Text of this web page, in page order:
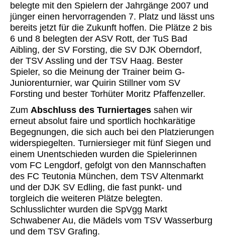
belegte mit den Spielern der Jahrgänge 2007 und
jünger einen hervorragenden 7. Platz und lässt uns
bereits jetzt für die Zukunft hoffen. Die Plätze 2 bis
6 und 8 belegten der ASV Rott, der TuS Bad
Aibling, der SV Forsting, die SV DJK Oberndorf,
der TSV Assling und der TSV Haag. Bester
Spieler, so die Meinung der Trainer beim G-
Juniorenturnier, war Quirin Stillner vom SV
Forsting und bester Torhüter Moritz Pfaffenzeller.
Zum Abschluss des Turniertages sahen wir
erneut absolut faire und sportlich hochkarätige
Begegnungen, die sich auch bei den Platzierungen
widerspiegelten. Turniersieger mit fünf Siegen und
einem Unentschieden wurden die Spielerinnen
vom FC Lengdorf, gefolgt von den Mannschaften
des FC Teutonia München, dem TSV Altenmarkt
und der DJK SV Edling, die fast punkt- und
torgleich die weiteren Plätze belegten.
Schlusslichter wurden die SpVgg Markt
Schwabener Au, die Mädels vom TSV Wasserburg
und dem TSV Grafing.